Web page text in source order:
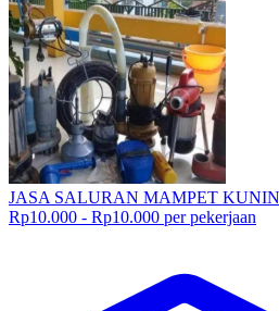
JASA SALURAN MAMPET
Rp10.000 - Rp10.000 per pekerjaan